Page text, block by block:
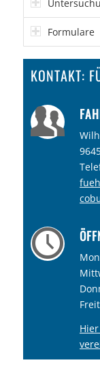
Formulare
KONTAKT: